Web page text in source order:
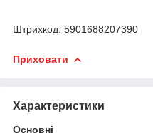
Штрихкод: 5901688207390
Приховати
Характеристики
Основні